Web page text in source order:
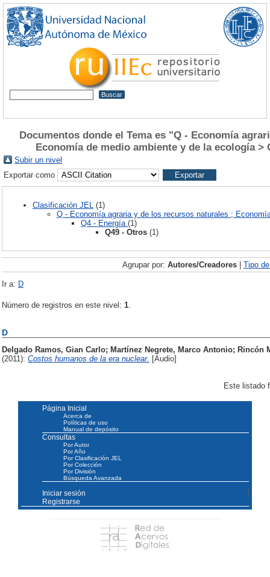
Documentos donde el Tema es "Q - Economía
Economía de medio ambiente y de la ecología >
Subir un nivel
Exportar como
Clasificación JEL
(1)
Q - Economía agraria y de los recursos naturales ;
Q4 - Energía (1)
Q49 - Otros (1)
Agrupar por: Autores/Creadores | Tipo
Ir a: D
Número de registros en este nivel: 1
D
Delgado Ramos, Gian Carlo; Martínez Negrete, Marco Antonio; Rincón
(2011): Costos humanos de la era nuclear. [Audio]
Este listado
Página Inicial
Acerca de
Políticas de uso
Manual de depósito
Consultas
Por Autor
Por Año
Por Clasificación JEL
Por Colección
Por División
Búsqueda Avanzada
Iniciar sesión
Registrarse